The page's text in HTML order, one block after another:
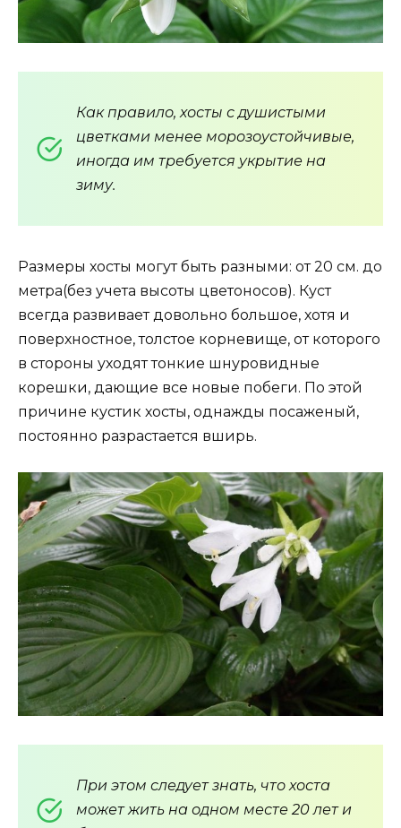
Как правило, хосты с душистыми
цветками менее морозоустойчивые,
иногда им требуется укрытие на
зиму.
Размеры хосты могут быть разными: от 20 см. до
метра(без учета высоты цветоносов). Куст
всегда развивает довольно большое, хотя и
поверхностное, толстое корневище, от которого
в стороны уходят тонкие шнуровидные
корешки, дающие все новые побеги. По этой
причине кустик хосты, однажды посаженый,
постоянно разрастается вширь.
При этом следует знать, что хоста
может жить на одном месте 20 лет и